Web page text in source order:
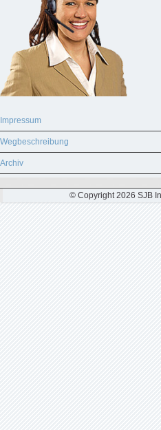
Impressum
Wegbeschreibung
Archiv
© Copyright 2026 SJB